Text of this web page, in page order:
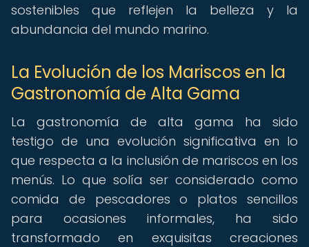
sostenibles que reflejen la belleza y la
abundancia del mundo marino.
La Evolución de los Mariscos en la
Gastronomía de Alta Gama
La gastronomía de alta gama ha sido
testigo de una evolución significativa en lo
que respecta a la inclusión de mariscos en los
menús. Lo que solía ser considerado como
comida de pescadores o platos sencillos
para ocasiones informales, ha sido
transformado en exquisitas creaciones